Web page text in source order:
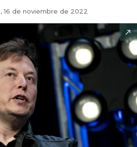
16 de noviembre de 2022